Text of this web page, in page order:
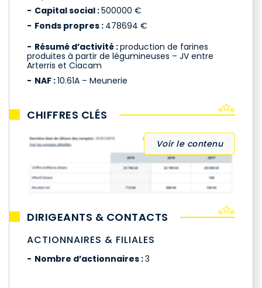
Capital social :500000 €
Fonds propres : 478694 €
Résumé d’activité :production de farines
produites à partir de légumineuses – JV entre
Arterris et Ciacam
NAF :10.61A – Meunerie
CHIFFRES CLÉS
Voir le contenu
DIRIGEANTS & CONTACTS
ACTIONNAIRES & FILIALES
Nombre d’actionnaires :3